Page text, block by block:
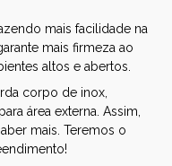
mais facilidade na
mais firmeza ao
altos e abertos.
corpo de inox,
área externa. Assim,
mais. Teremos o